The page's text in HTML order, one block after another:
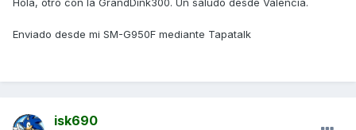
Hola, otro con la GrandDink300. Un saludo desde Valencia.
Enviado desde mi SM-G950F mediante Tapatalk
isk690